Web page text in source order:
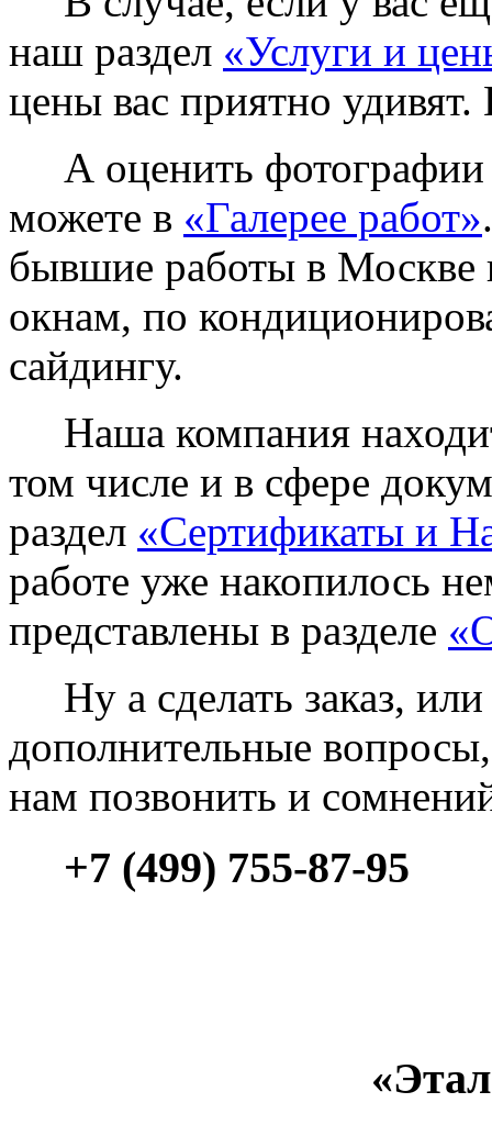
наш раздел «Услуги и
цены вас приятно
А оценить фотографии
можете в «Галерее работ»
бывшие работы в Москве
окнам, по
сайдингу.
Наша компания
том числе и в сфере
раздел «Сертификаты и
работе уже накопилось
представлены в разделе
Ну а сделать заказ, или
дополнительные вопросы,
нам позвонить и
+7 (499) 755-87-95